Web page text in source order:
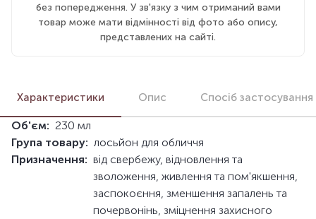
без попередження. У зв'язку з чим отриманий вами
товар може мати відмінності від фото або опису,
представлених на сайті.
Характеристики Опис Спосіб застосування
Об'єм: 230 мл
Група товару: лосьйон для обличчя
Призначення: від свербежу, відновлення та
зволоження, живлення та пом'якшення,
заспокоєння, зменшення запалень та
почервонінь, зміцнення захисного